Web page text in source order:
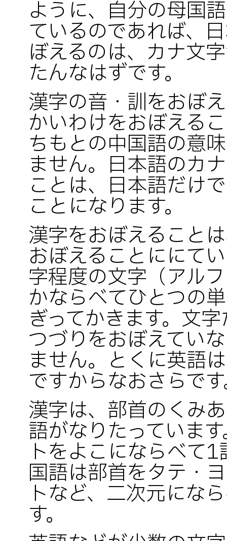
ように、自分の母国
ているのであれば、
ぼえるのは、カナ文
たんなはずです。
漢字の音・訓をおぼ
かいわけをおぼえる
ちもとの中国語の意
ません。日本語のカ
ことは、日本語だけ
ことになります。
漢字をおぼえること
おぼえることににて
字程度の文字（アル
かならべてひとつの
ぎってかきます。文
つづりをおぼえてい
ません。とくに英語
ですからなおさらで
漢字は、部首のくみ
語がなりたっていま
トをよこにならべて
国語は部首をタテ・
トなど、二次元にな
す。